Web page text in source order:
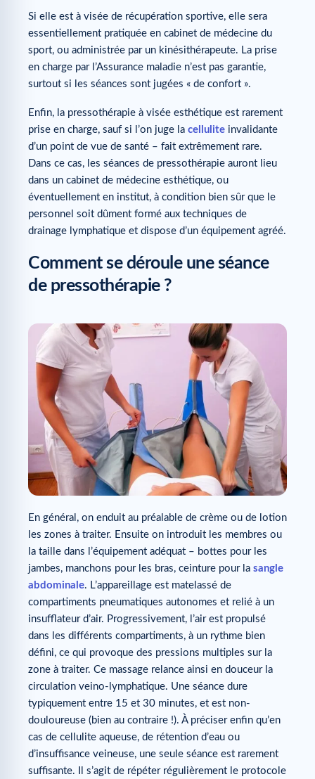
Si elle est à visée de récupération sportive, elle sera
essentiellement pratiquée en cabinet de médecine du
sport, ou administrée par un kinésithérapeute. La prise
en charge par l’Assurance maladie n’est pas garantie,
surtout si les séances sont jugées « de confort ».
Enfin, la pressothérapie à visée esthétique est rarement
prise en charge, sauf si l’on juge la cellulite invalidante
d’un point de vue de santé – fait extrêmement rare.
Dans ce cas, les séances de pressothérapie auront lieu
dans un cabinet de médecine esthétique, ou
éventuellement en institut, à condition bien sûr que le
personnel soit dûment formé aux techniques de
drainage lymphatique et dispose d’un équipement agréé.
Comment se déroule une séance
de pressothérapie ?
En général, on enduit au préalable de crème ou de lotion
les zones à traiter. Ensuite on introduit les membres ou
la taille dans l’équipement adéquat – bottes pour les
jambes, manchons pour les bras, ceinture pour la sangle
abdominale. L’appareillage est matelassé de
compartiments pneumatiques autonomes et relié à un
insufflateur d’air. Progressivement, l’air est propulsé
dans les différents compartiments, à un rythme bien
défini, ce qui provoque des pressions multiples sur la
zone à traiter. Ce massage relance ainsi en douceur la
circulation veino-lymphatique. Une séance dure
typiquement entre 15 et 30 minutes, et est non-
douloureuse (bien au contraire !). À préciser enfin qu’en
cas de cellulite aqueuse, de rétention d’eau ou
d’insuffisance veineuse, une seule séance est rarement
suffisante. Il s’agit de répéter régulièrement le protocole